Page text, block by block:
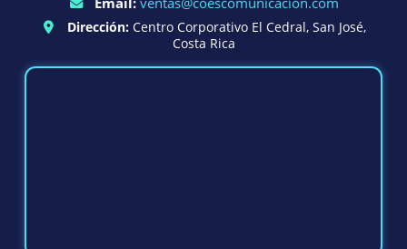
Dirección:Centro Corporativo El Cedral, San José,
Costa Rica